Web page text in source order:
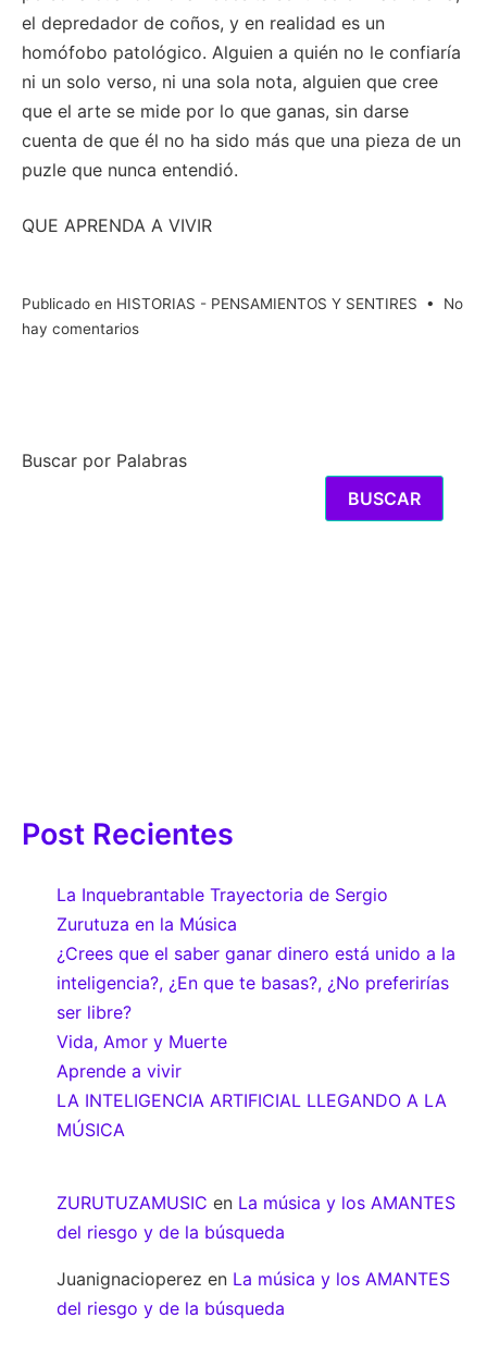
el depredador de coños, y en realidad es un
homófobo patológico. Alguien a quién no le confiaría
ni un solo verso, ni una sola nota, alguien que cree
que el arte se mide por lo que ganas, sin darse
cuenta de que él no ha sido más que una pieza de un
puzle que nunca entendió.
QUE APRENDA A VIVIR
Publicado en HISTORIAS - PENSAMIENTOS Y SENTIRES • No
hay comentariosen
Buscar por Palabras
BUSCAR
Post Recientes
La Inquebrantable Trayectoria de Sergio
Zurutuza en la Música
¿Crees que el saber ganar dinero está unido a la
inteligencia?, ¿En que te basas?, ¿No preferirías
ser libre?
Vida, Amor y Muerte
Aprende a vivir
LA INTELIGENCIA ARTIFICIAL LLEGANDO A LA
MÚSICA
ZURUTUZAMUSIC en La música y los AMANTES
del riesgo y de la búsqueda
Juanignacioperez en La música y los AMANTES
del riesgo y de la búsqueda